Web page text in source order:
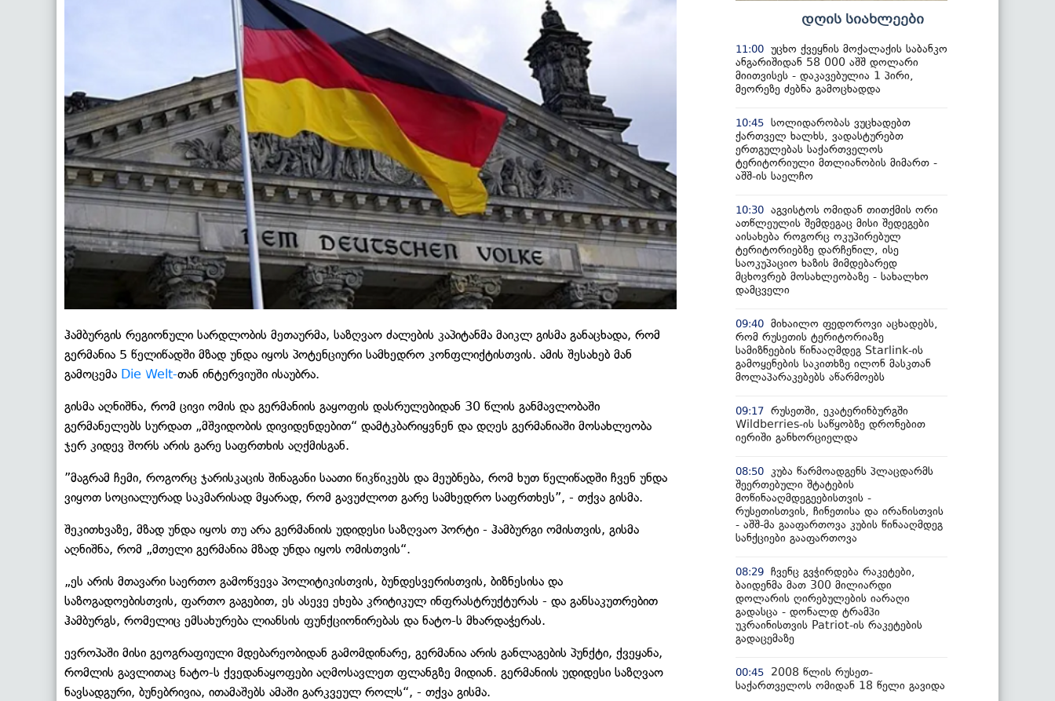
ჰამბურგის რეგიონული სარდლობის მეთაურმა, საზღვაო ძალების კაპიტანმა მაიკლ გისმა განაცხადა, რომ
გერმანია 5 წელიწადში მზად უნდა იყოს პოტენციური სამხედრო კონფლიქტისთვის. ამის შესახებ მან
გამოცემა Die Welt-თან ინტერვიუში ისაუბრა.
გისმა აღნიშნა, რომ ცივი ომის და გერმანიის გაყოფის დასრულებიდან 30 წლის განმავლობაში
გერმანელებს სურდათ „მშვიდობის დივიდენდებით“ დამტკბარიყვნენ და დღეს გერმანიაში მოსახლეობა
ჯერ კიდევ შორს არის გარე საფრთხის აღქმისგან.
”მაგრამ ჩემი, როგორც ჯარისკაცის შინაგანი საათი წიკწიკებს და მეუბნება, რომ ხუთ წელიწადში ჩვენ უნდა
ვიყოთ სოციალურად საკმარისად მყარად, რომ გავუძლოთ გარე სამხედრო საფრთხეს”, - თქვა გისმა.
შეკითხვაზე, მზად უნდა იყოს თუ არა გერმანიის უდიდესი საზღვაო პორტი - ჰამბურგი ომისთვის, გისმა
აღნიშნა, რომ „მთელი გერმანია მზად უნდა იყოს ომისთვის“.
„ეს არის მთავარი საერთო გამოწვევა პოლიტიკისთვის, ბუნდესვერისთვის, ბიზნესისა და
საზოგადოებისთვის, ფართო გაგებით, ეს ასევე ეხება კრიტიკულ ინფრასტრუქტურას - და განსაკუთრებით
ჰამბურგს, რომელიც ემსახურება ლიანსის ფუნქციონირებას და ნატო-ს მხარდაჭერას.
ევროპაში მისი გეოგრაფიული მდებარეობიდან გამომდინარე, გერმანია არის განლაგების პუნქტი, ქვეყანა,
რომლის გავლითაც ნატო-ს ქვედანაყოფები აღმოსავლეთ ფლანგზე მიდიან. გერმანიის უდიდესი საზღვაო
ნავსადგური, ბუნებრივია, ითამაშებს ამაში გარკვეულ როლს“, - თქვა გისმა.
დღის სიახლეები
11:00 უცხო ქვეყნის მოქალაქის საბანკო
ანგარიშიდან 58 000 აშშ დოლარი
მიითვისეს - დაკავებულია 1 პირი,
მეორეზე ძებნა გამოცხადდა
10:45 სოლიდარობას ვუცხადებთ
ქართველ ხალხს, ვადასტურებთ
ერთგულებას საქართველოს
ტერიტორიული მთლიანობის მიმართ -
აშშ-ის საელჩო
10:30 აგვისტოს ომიდან თითქმის ორი
ათწლეულის შემდეგაც მისი შედეგები
აისახება როგორც ოკუპირებულ
ტერიტორიებზე დარჩენილ, ისე
საოკუპაციო ხაზის მიმდებარედ
მცხოვრებ მოსახლეობაზე - სახალხო
დამცველი
09:40 მიხაილო ფედოროვი აცხადებს,
რომ რუსეთის ტერიტორიაზე
სამიზნეების წინააღმდეგ Starlink-ის
გამოყენების საკითხზე ილონ მასკთან
მოლაპარაკებებს აწარმოებს
09:17 რუსეთში, ეკატერინბურგში
Wildberries-ის საწყობზე დრონებით
იერიში განხორციელდა
08:50 კუბა წარმოადგენს პლაცდარმს
შეერთებული შტატების
მოწინააღმდეგეებისთვის -
რუსეთისთვის, ჩინეთისა და ირანისთვის
- აშშ-მა გააფართოვა კუბის წინააღმდეგ
სანქციები გააფართოვა
08:29 ჩვენც გვჭირდება რაკეტები,
ბაიდენმა მათ 300 მილიარდი
დოლარის ღირებულების იარაღი
გადასცა - დონალდ ტრამპი
უკრაინისთვის Patriot-ის რაკეტების
გადაცემაზე
00:45
2008 წლის რუსეთ-
საქართველოს ომიდან 18 წელი გავიდა